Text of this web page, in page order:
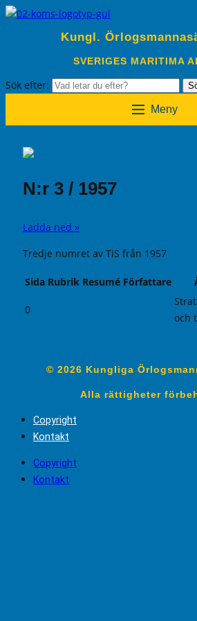
Kungl.
SVERIGES MARITIMA
Sök efter:
Meny
N:r 3 / 1957
Ladda ned »
Tredje numret av TiS från 1957
Sida Rubrik Resumé Författare
0
och
© 2026 Kungliga
Alla rättigheter
Copyright
Kontakt
Copyright
Kontakt